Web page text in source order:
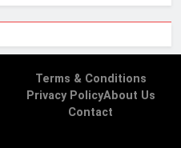
Terms & Conditions
Privacy PolicyAbout Us
Contact